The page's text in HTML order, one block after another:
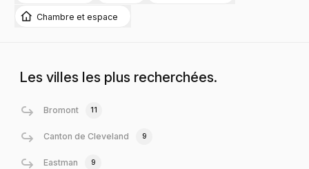
Chambre et espace
Les villes les plus recherchées.
Bromont 11
Canton de Cleveland 9
Eastman 9